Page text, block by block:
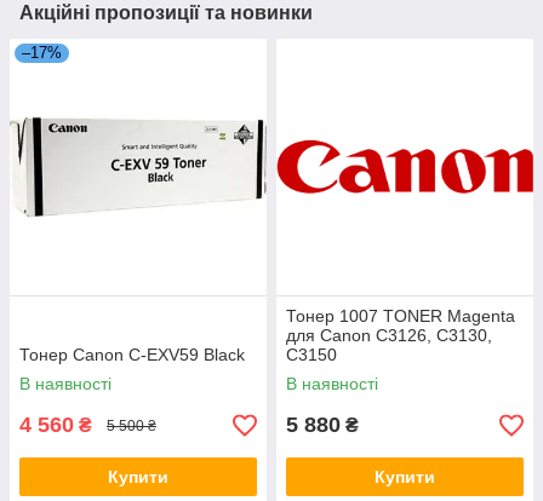
Акційні пропозиції та новинки
–17%
Тонер Canon C-EXV59 Black
В наявності
4 560 ₴ 5 500 ₴
Купити
Тонер 1007 TONER Magenta
для Canon C3126, C3130,
C3150
В наявності
5 880 ₴
Купити